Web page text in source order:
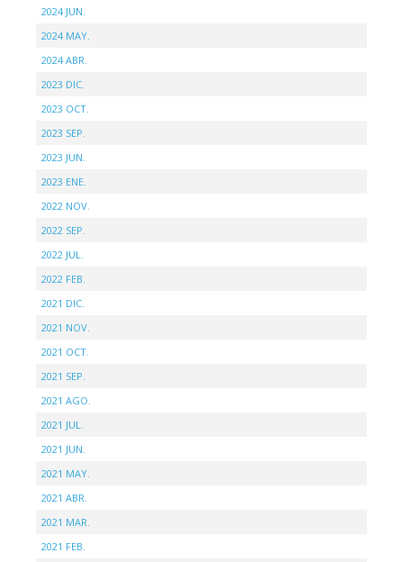
2024 JUN.
2024 MAY.
2024 ABR.
2023 DIC.
2023 OCT.
2023 SEP.
2023 JUN.
2023 ENE.
2022 NOV.
2022 SEP.
2022 JUL.
2022 FEB.
2021 DIC.
2021 NOV.
2021 OCT.
2021 SEP.
2021 AGO.
2021 JUL.
2021 JUN.
2021 MAY.
2021 ABR.
2021 MAR.
2021 FEB.